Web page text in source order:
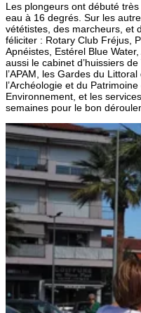
Les plongeurs ont débuté
eau à 16 degrés. Sur les
vététistes, des marcheurs, et
féliciter : Rotary Club Fréjus,
Apnéistes, Estérel Blue
aussi le cabinet d’huissiers
l’APAM, les Gardes du
l’Archéologie et du
Environnement, et les
semaines pour le bon